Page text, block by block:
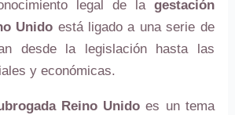
legal de la gestación
Unido está ligado a una serie de
desde la legislación hasta las
y económicas.
Reino Unido es un tema